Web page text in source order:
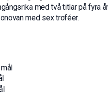
med två titlar på fyra
med sex troféer.